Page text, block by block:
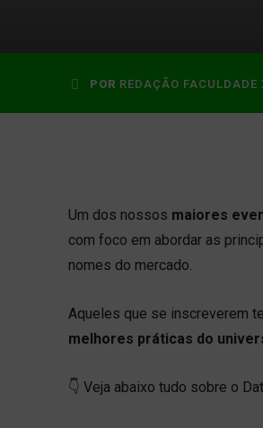
POR REDAÇÃO FACULDADE
Um dos nossos maiores
com foco em abordar as
nomes do mercado.
Aqueles que se inscreverem
melhores práticas do
👇 Veja abaixo tudo sobre o